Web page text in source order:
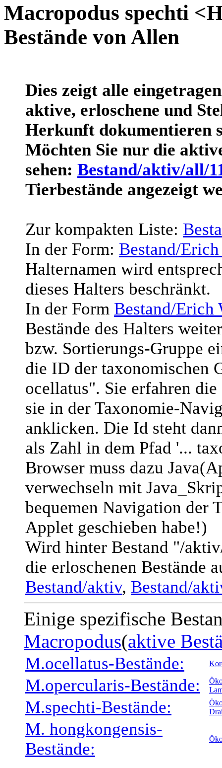
Macropodus spechti
Bestände von Allen
Dies zeigt alle
aktive, erloschene und
Herkunft dokumentieren
Möchten Sie nur die
sehen: Bestand/aktiv/all/
Tierbestände angezeigt
Zur kompakten Liste:
In der Form: Bestand/
Halternamen wird
dieses Halters beschränkt.
In der Form Bestand/Erich
Bestände des Halters
bzw. Sortierungs-Gruppe
die ID der taxonomischen
ocellatus". Sie erfahren
sie in der Taxonomie-
anklicken. Die Id steht
als Zahl in dem Pfad '...
Browser muss dazu
verwechseln mit
bequemen Navigation der
Applet geschieben habe!)
Wird hinter Bestand "/
die erloschenen Bestände
Bestand/aktiv, Bestand/
Einige spezifische
Macropodus(aktive
M.ocellatus-Bestände:
M.opercularis-Bestände:
M.spechti-Bestände:
M. hongkongensis-
Bestände: